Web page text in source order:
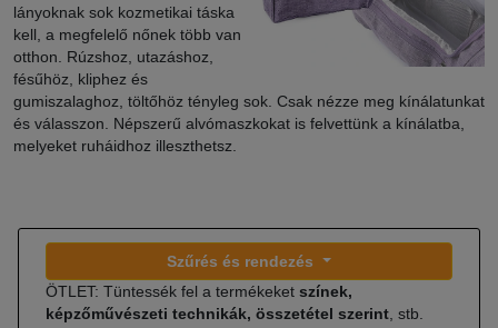
lányoknak sok kozmetikai táska
kell, a megfelelő nőnek több van
otthon. Rúzshoz, utazáshoz,
fésűhöz, kliphez és
gumiszalaghoz, töltőhöz tényleg sok. Csak nézze meg kínálatunkat
és válasszon. Népszerű alvómaszkokat is felvettünk a kínálatba,
melyeket ruháidhoz illeszthetsz.
Szűrés és rendezés
ÖTLET: Tüntessék fel a termékeket színek,
képzőművészeti technikák, összetétel szerint , stb.